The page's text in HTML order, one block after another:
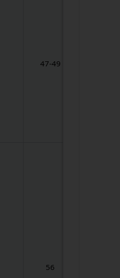
47-49
56